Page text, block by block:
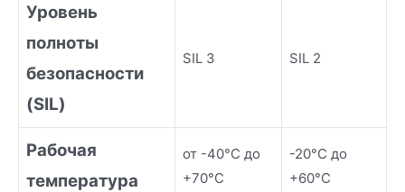
Уровень
полноты
безопасности
(SIL)
SIL 3 SIL 2
Рабочая
температура
от -40°C до
+70°C
-20°C до
+60°C